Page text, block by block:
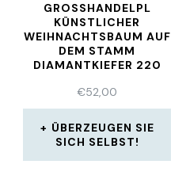
GROSSHANDELPL K
ÜNSTLICHER W
EIHNACHTSBAUM AUF D
EM STAMM D
IAMANTKIEFER 220 C
€52,00
ÜBERZEUGEN SIE
SICH SELBST!